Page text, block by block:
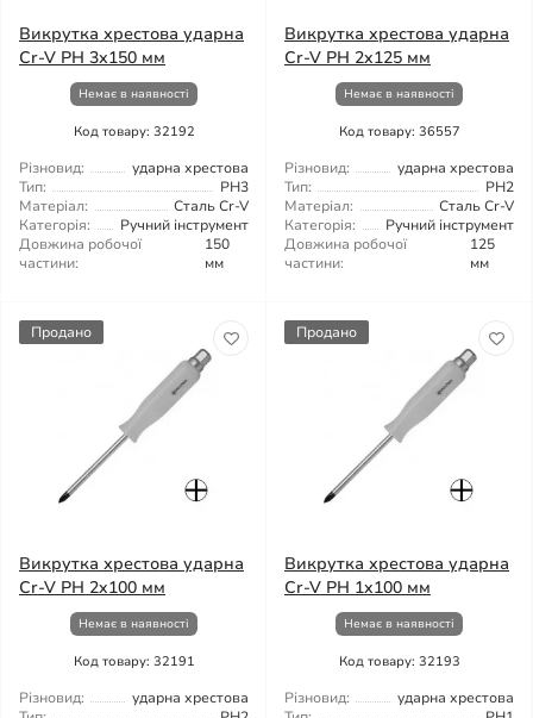
Викрутка хрестова ударна
Cr-V PH 3х150 мм
Немає в наявності
Код товару: 32192
Різновид:
ударна хрестова
Тип:
PH3
Матеріал:
Сталь Cr-V
Категорія:
Ручний інструмент
Довжина робочої
частини:
150
мм
Викрутка хрестова ударна
Cr-V PH 2x125 мм
Немає в наявності
Код товару: 36557
Різновид:
ударна хрестова
Тип:
PH2
Матеріал:
Сталь Cr-V
Категорія:
Ручний інструмент
Довжина робочої
частини:
125
мм
Продано
Викрутка хрестова ударна
Cr-V PH 2x100 мм
Немає в наявності
Код товару: 32191
Різновид:
ударна хрестова
Продано
Викрутка хрестова ударна
Cr-V PH 1x100 мм
Немає в наявності
Код товару: 32193
Різновид:
ударна хрестова